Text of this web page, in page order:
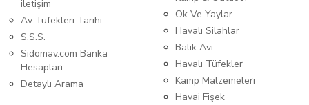
iletişim
Av Tüfekleri Tarihi
S.S.S.
Sidomav.com Banka
Hesapları
Detaylı Arama
Ok Ve Yaylar
Havalı Silahlar
Balık Avı
Havalı Tüfekler
Kamp Malzemeleri
Havai Fişek